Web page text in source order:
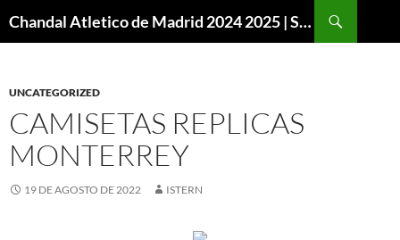
Chandal Atletico de Madrid 2024 2025 | SuperVigo
UNCATEGORIZED
CAMISETAS REPLICAS
MONTERREY
19 DE AGOSTO DE 2022 ISTERN